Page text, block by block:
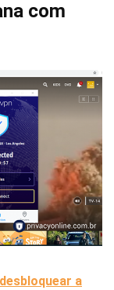
com
desbloquear a